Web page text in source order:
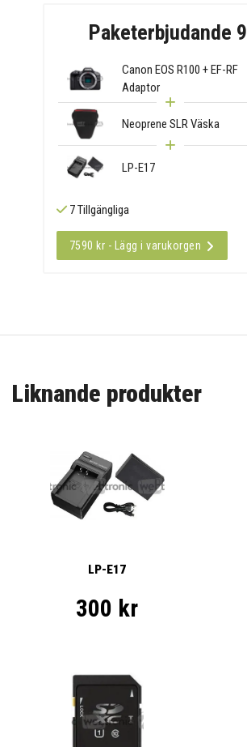
Paketerbjudande 9
Canon EOS R100 + EF-RF
Adaptor
Neoprene SLR Väska
LP-E17
7 Tillgängliga
7590 kr - Lägg i varukorgen
Liknande produkter
LP-E17
300 kr